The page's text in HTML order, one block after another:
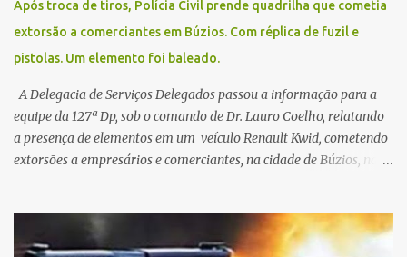
Após troca de tiros, Polícia Civil prende quadrilha que cometia
extorsão a comerciantes em Búzios. Com réplica de fuzil e
pistolas. Um elemento foi baleado.
A Delegacia de Serviços Delegados passou a informação para a
equipe da 127ª Dp, sob o comando de Dr. Lauro Coelho, relatando
a presença de elementos em um veículo Renault Kwid, cometendo
extorsões a empresários e comerciantes, na cidade de Búzios, na
fugir da cidade Buziana. Um dos detidos é policial civil e este foi
baleado na perna na troca de tiros . Na ocorrência, três armas,